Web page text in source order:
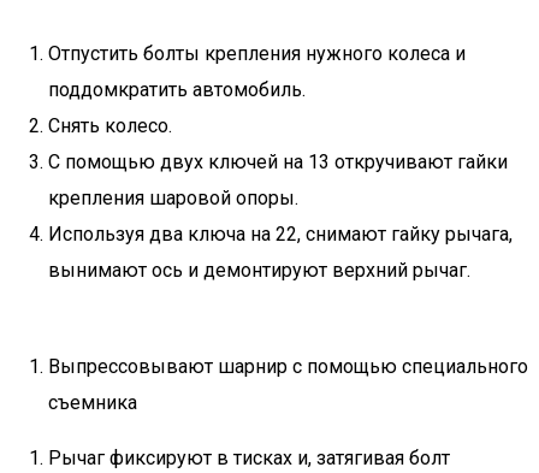
Отпустить болты крепления нужного колеса и
поддомкратить автомобиль.
Снять колесо.
С помощью двух ключей на 13 откручивают гайки
крепления шаровой опоры.
Используя два ключа на 22, снимают гайку рычага,
вынимают ось и демонтируют верхний рычаг.
Выпрессовывают шарнир с помощью специального
съемника
Рычаг фиксируют в тисках и, затягивая болт